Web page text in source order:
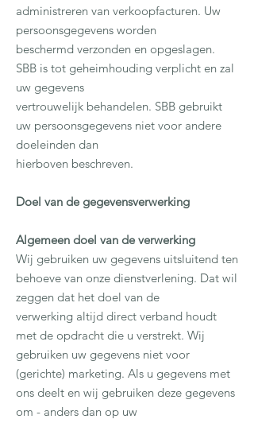
administreren van verkoopfacturen. Uw
persoonsgegevens worden
beschermd verzonden en opgeslagen.
SBB is tot geheimhouding verplicht en zal
uw gegevens
vertrouwelijk behandelen. SBB gebruikt
uw persoonsgegevens niet voor andere
doeleinden dan
hierboven beschreven.
Doel van de gegevensverwerking
Algemeen doel van de verwerking
Wij gebruiken uw gegevens uitsluitend ten
behoeve van onze dienstverlening. Dat wil
zeggen dat het doel van de
verwerking altijd direct verband houdt
met de opdracht die u verstrekt. Wij
gebruiken uw gegevens niet voor
(gerichte) marketing. Als u gegevens met
ons deelt en wij gebruiken deze gegevens
om - anders dan op uw